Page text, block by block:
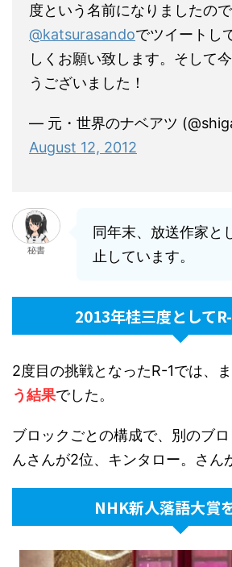
度という名前になりましたの
@katsurasandoでツイートし
しくお願い致します。そして
うございました！
— 元・世界のナベアツ
August 12, 2012
秘書
同年末、放送作家と
止しています。
2013年桂三度として
2度目の挑戦となったR-1では、
う結果でした。
ブロックごとの構成で、別のブ
んさんが2位、キンタロー。さん
NHK新人落語大賞